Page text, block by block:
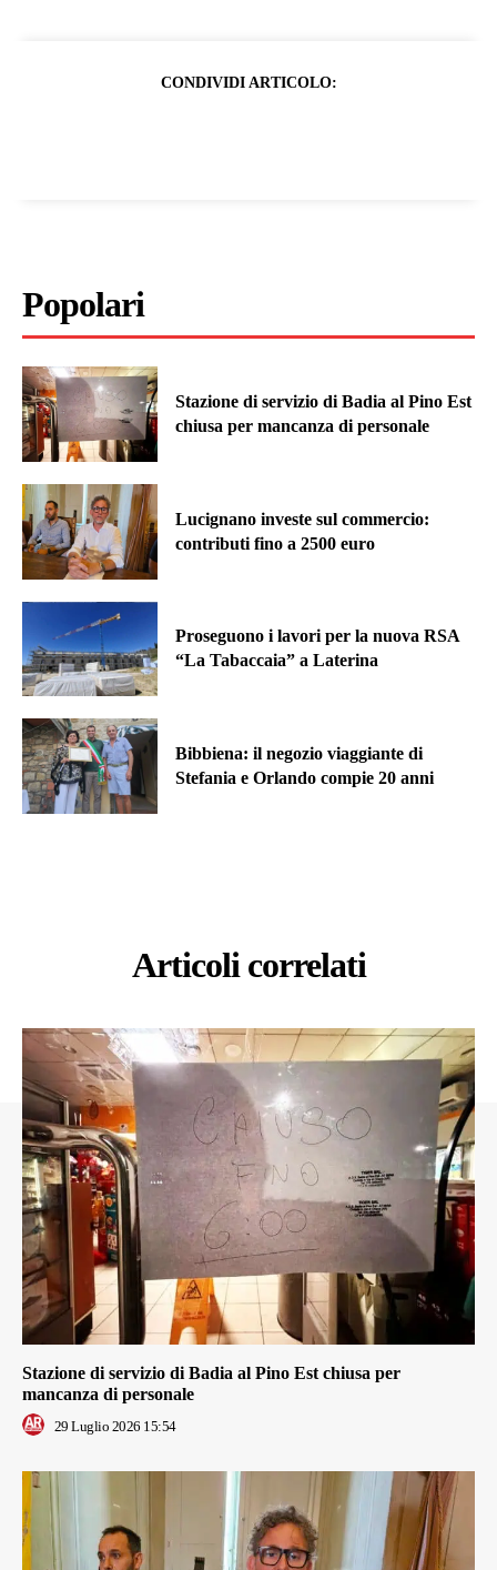
CONDIVIDI ARTICOLO:
Popolari
Stazione di servizio di Badia al Pino Est
chiusa per mancanza di personale
Lucignano investe sul commercio:
contributi fino a 2500 euro
Proseguono i lavori per la nuova RSA
“La Tabaccaia” a Laterina
Bibbiena: il negozio viaggiante di
Stefania e Orlando compie 20 anni
Articoli correlati
Stazione di servizio di Badia al Pino Est chiusa per
mancanza di personale
29 Luglio 2026 15:54